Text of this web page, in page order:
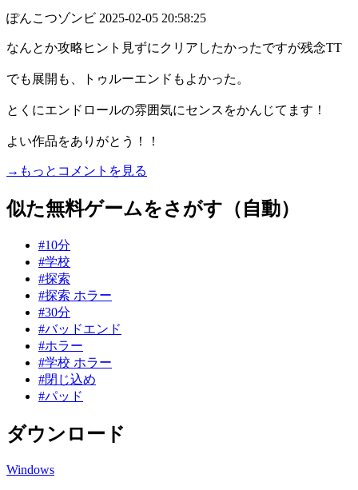
ぽんこつゾンビ 2025-02-05 20:58:25
なんとか攻略ヒント見ずにクリアしたかったですが残念TT
でも展開も、トゥルーエンドもよかった。
とくにエンドロールの雰囲気にセンスをかんじてます！
よい作品をありがとう！！
→もっとコメントを見る
似た無料ゲームをさがす（自動）
#10分
#学校
#探索
#探索 ホラー
#30分
#バッドエンド
#ホラー
#学校 ホラー
#閉じ込め
#パッド
ダウンロード
Windows